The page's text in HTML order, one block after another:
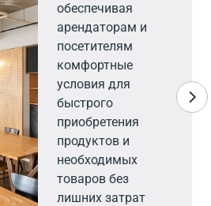
обеспечивая
арендаторам и
посетителям
комфортные
условия для
быстрого
приобретения
продуктов и
необходимых
товаров без
лишних затрат